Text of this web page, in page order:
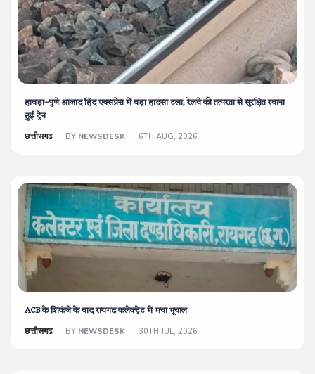
हावड़ा–पुणे आज़ाद हिंद एक्सप्रेस में बड़ा हादसा टला, रेलवे की तत्परता से सुरक्षित रवाना
हुई ट्रेन
छत्तीसगढ BY NEWSDESK 6TH AUG, 2026
ACB के शिकंजे के बाद रायगढ़ कलेक्ट्रेट में मचा भूचाल
छत्तीसगढ BY NEWSDESK 30TH JUL, 2026